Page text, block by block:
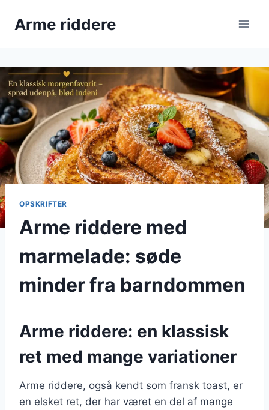
Arme riddere
OPSKRIFTER
Arme riddere med
marmelade: søde
minder fra barndommen
Arme riddere: en klassisk
ret med mange variationer
Arme riddere, også kendt som fransk toast, er
en elsket ret, der har været en del af mange